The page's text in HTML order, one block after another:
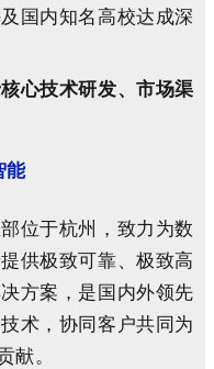
国内知名高校达成深
心技术研发、市场渠
能
位于杭州，致力为数
供极致可靠、极致高
方案，是国内外领先
术，协同客户共同为
献。